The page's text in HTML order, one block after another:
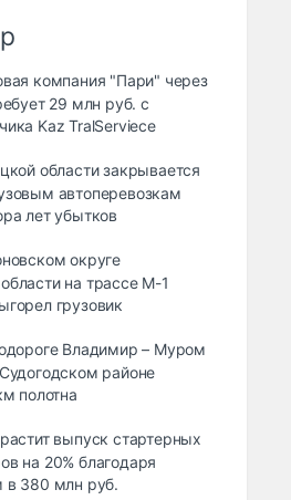
компания "Пари" через
29 млн руб. с
Kaz TralServiece
области закрывается
автоперевозкам
лет убытков
округе
на трассе М-1
грузовик
Владимир – Муром
районе
полотна
выпуск стартерных
на 20% благодаря
в 380 млн руб.